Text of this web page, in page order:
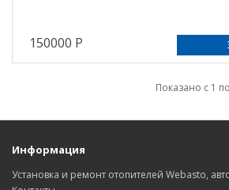
150000 Р
Показано с 1
Информация
Установка и ремонт отопителей Webasto,